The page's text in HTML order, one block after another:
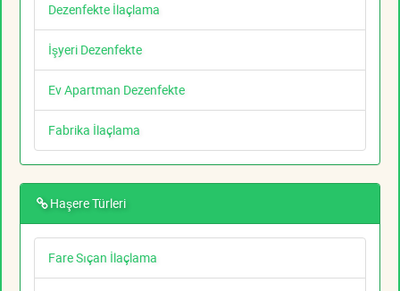
Dezenfekte İlaçlama
İşyeri Dezenfekte
Ev Apartman Dezenfekte
Fabrika İlaçlama
Haşere Türleri
Fare Sıçan İlaçlama